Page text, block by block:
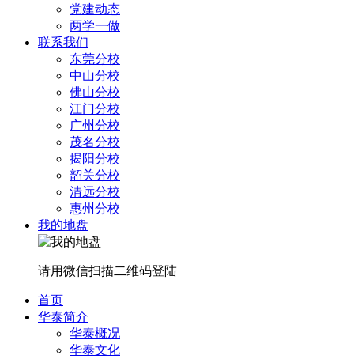
党建动态
两学一做
联系我们
东莞分校
中山分校
佛山分校
江门分校
广州分校
茂名分校
揭阳分校
韶关分校
清远分校
惠州分校
我的地盘
请用微信扫描二维码登陆
首页
华泰简介
华泰概况
华泰文化